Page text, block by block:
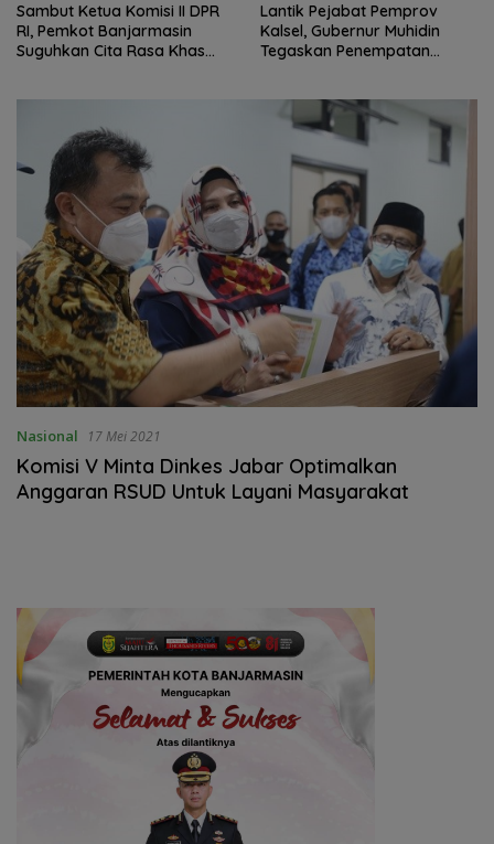
Sambut Ketua Komisi II DPR
RI, Pemkot Banjarmasin
Suguhkan Cita Rasa Khas
Lantik Pejabat Pemprov
Kalsel, Gubernur Muhidin
Tegaskan Penempatan
Nasional 17 Mei 2021
Komisi V Minta Dinkes Jabar Optimalkan
Anggaran RSUD Untuk Layani Masyarakat